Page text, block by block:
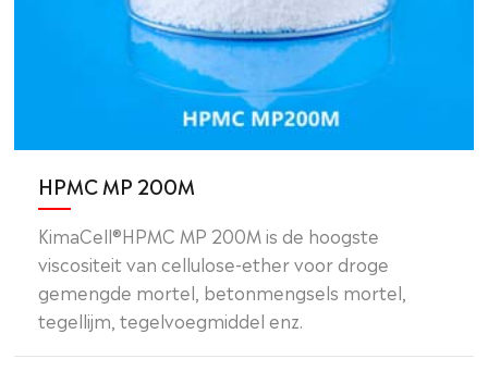
HPMC MP 200M
KimaCell®HPMC MP 200M is de hoogste
viscositeit van cellulose-ether voor droge
gemengde mortel, betonmengsels mortel,
tegellijm, tegelvoegmiddel enz.